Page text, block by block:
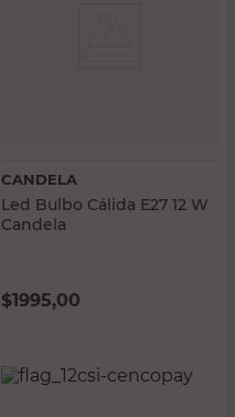
CANDELA
Led Bulbo Cálida E27 12 W
Candela
$1995,00